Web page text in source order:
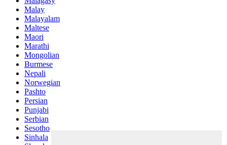
Malay
Malayalam
Maltese
Maori
Marathi
Mongolian
Burmese
Nepali
Norwegian
Pashto
Persian
Punjabi
Serbian
Sesotho
Sinhala